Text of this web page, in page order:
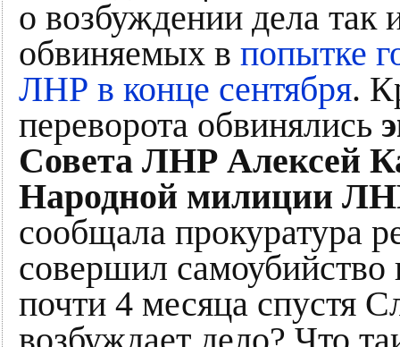
о возбуждении дела
обвиняемых в попытке
ЛНР в конце сентября.
переворота обвинялись
Совета ЛНР Алексей
Народной милиции
сообщала прокуратура
совершил
почти 4 месяца спустя